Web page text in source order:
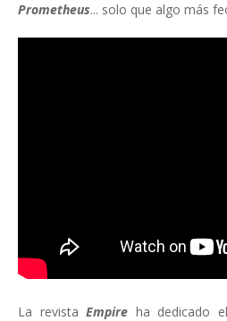
Prometheus... solo que algo más
La revista Empire ha dedicado